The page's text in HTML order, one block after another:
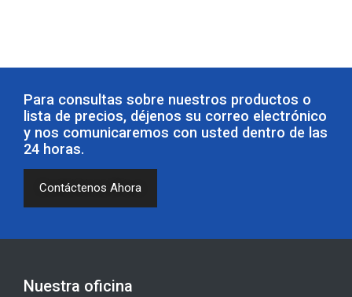
Para consultas sobre nuestros productos o
lista de precios, déjenos su correo electrónico
y nos comunicaremos con usted dentro de las
24 horas.
Contáctenos Ahora
Nuestra oficina